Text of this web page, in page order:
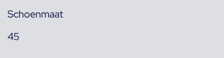
Schoenmaat
45